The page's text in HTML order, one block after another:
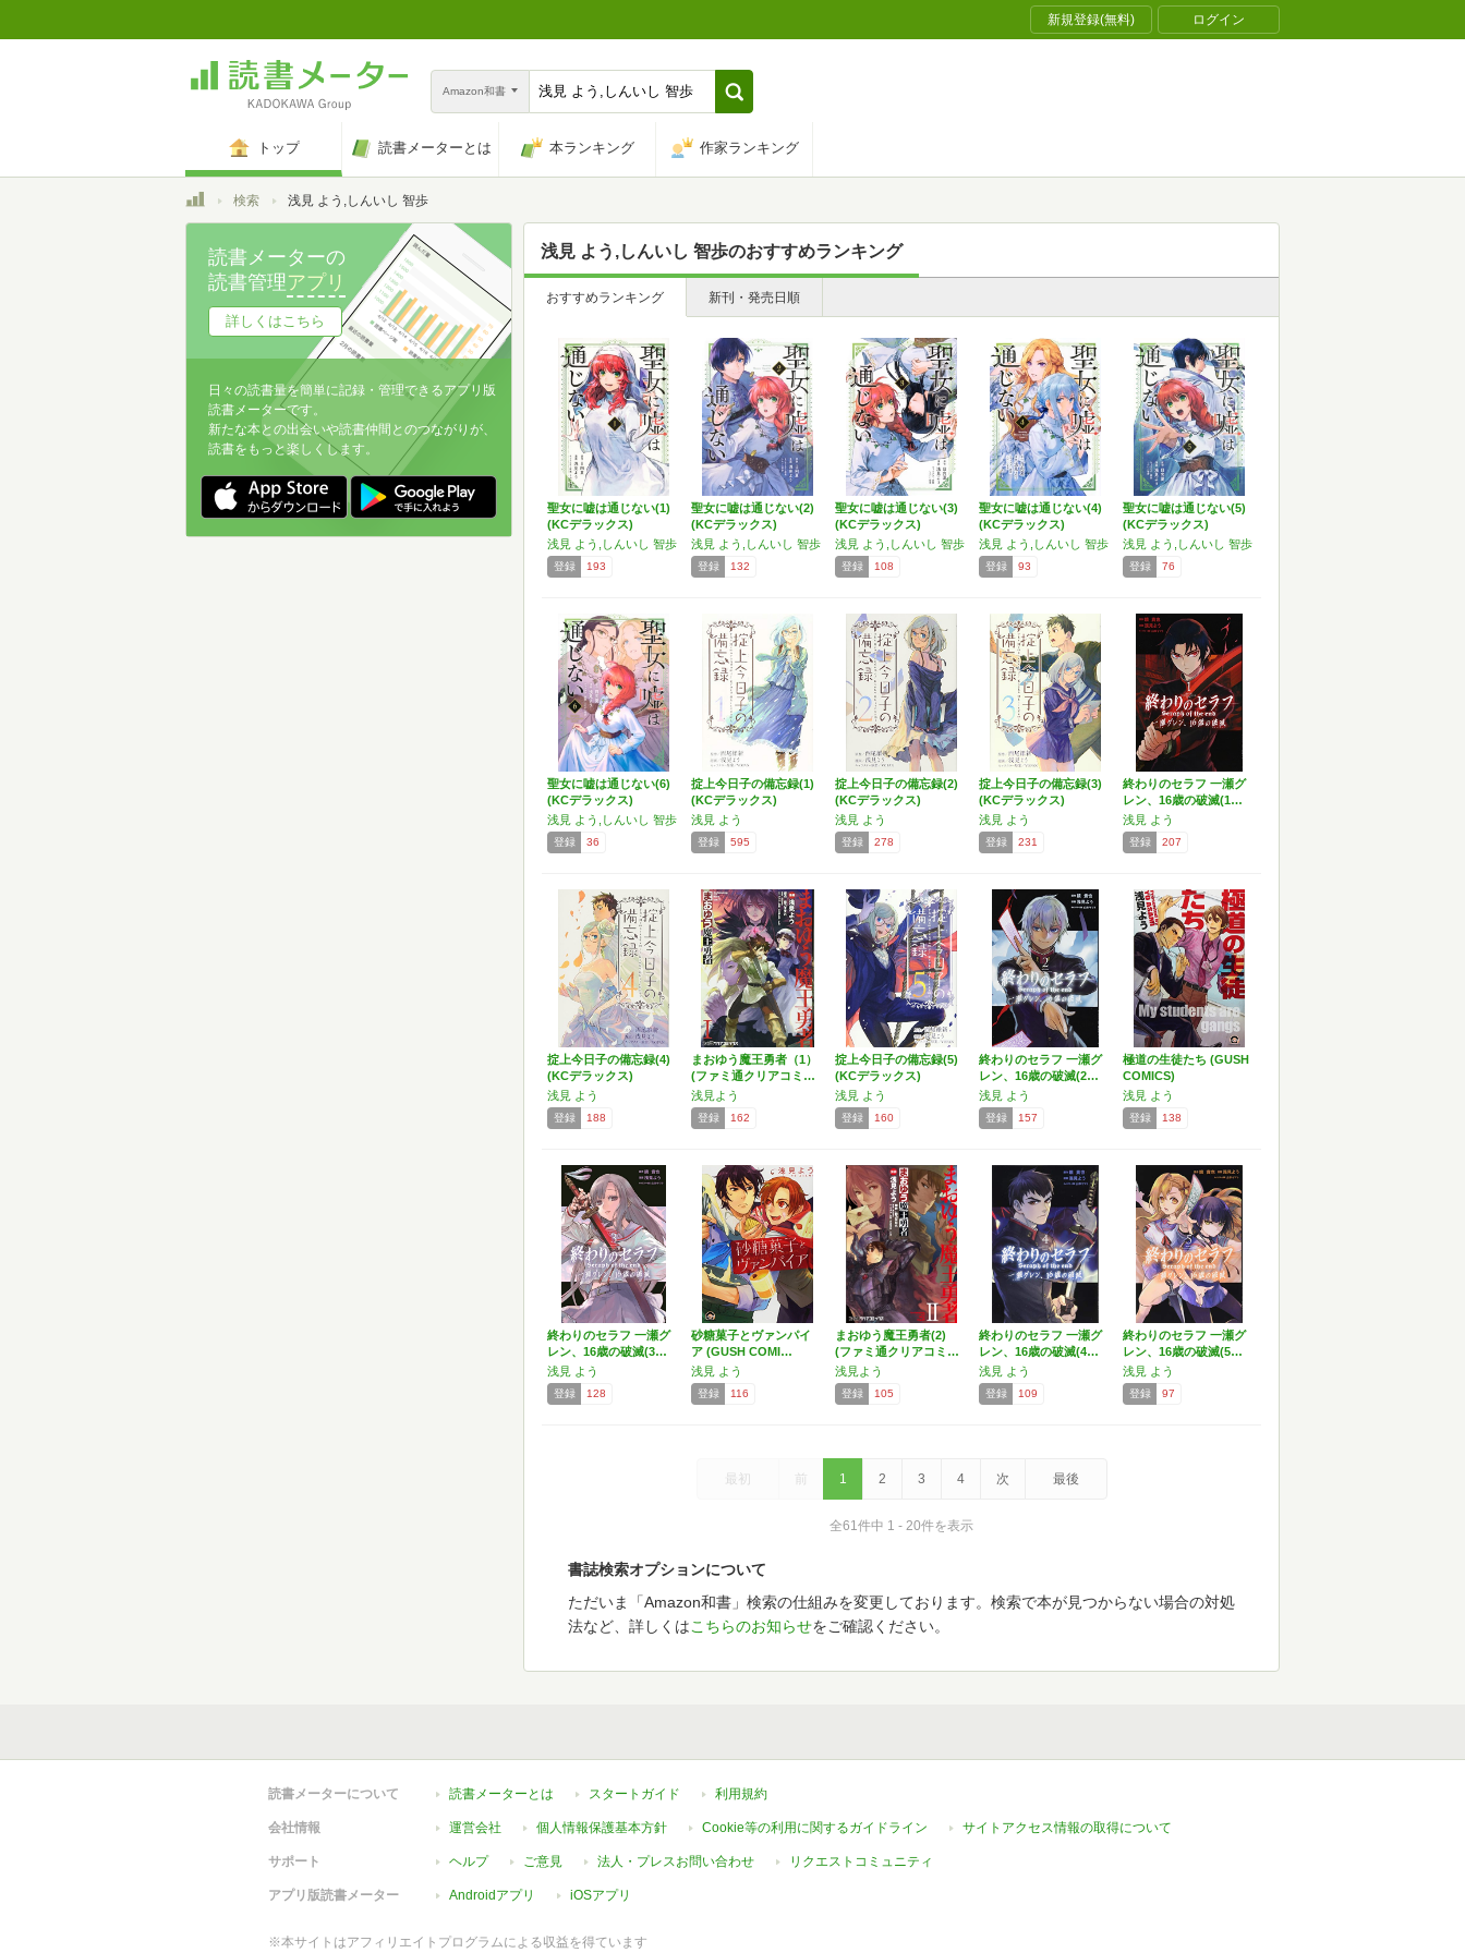
新規登録(無料) ログイン
Amazon和書
トップ 読書メーターとは 本ランキング 作家ランキング
トップ検索 浅見 よう,しんいし 智歩
浅見 よう,しんいし 智歩のおすすめランキング
おすすめランキング 新刊・発売日順
聖女に嘘は通じない(1)
(KCデラックス)
浅見 よう,しんいし 智歩
登録 193
聖女に嘘は通じない(2)
(KCデラックス)
浅見 よう,しんいし 智歩
登録 132
聖女に嘘は通じない(3)
(KCデラックス)
浅見 よう,しんいし 智歩
登録 108
聖女に嘘は通じない(4)
(KCデラックス)
浅見 よう,しんいし 智歩
登録 93
聖女に嘘は通じない(5)
(KCデラックス)
浅見 よう,しんいし 智歩
登録 76
聖女に嘘は通じない(6)
(KCデラックス)
浅見 よう,しんいし 智歩
登録 36
掟上今日子の備忘録(1)
(KCデラックス)
浅見 よう
登録 595
掟上今日子の備忘録(2)
(KCデラックス)
浅見 よう
登録 278
掟上今日子の備忘録(3)
(KCデラックス)
浅見 よう
登録 231
終わりのセラフ 一瀬グ
レン、16歳の破滅(1…
浅見 よう
登録 207
掟上今日子の備忘録(4)
(KCデラックス)
浅見 よう
登録 188
まおゆう魔王勇者（1）
(ファミ通クリアコミ…
浅見よう
登録 162
掟上今日子の備忘録(5)
(KCデラックス)
浅見 よう
登録 160
終わりのセラフ 一瀬グ
レン、16歳の破滅(2…
浅見 よう
登録 157
極道の生徒たち (GUSH
COMICS)
浅見 よう
登録 138
終わりのセラフ 一瀬グ
レン、16歳の破滅(3…
浅見 よう
登録 128
砂糖菓子とヴァンパイ
ア (GUSH COMI…
浅見 よう
登録 116
まおゆう魔王勇者(2)
(ファミ通クリアコミ…
浅見よう
登録 105
終わりのセラフ 一瀬グ
レン、16歳の破滅(4…
浅見 よう
登録 109
終わりのセラフ 一瀬グ
レン、16歳の破滅(5…
浅見 よう
登録 97
最初 前 1 2 3 4 次 最後
全61件中 1 - 20件を表示
書誌検索オプションについて
ただいま「Amazon和書」検索の仕組みを変更しております。検索で本が見つからない場合の対処
法など、詳しくはこちらのお知らせをご確認ください。
読書メーターの
読書管理アプリ
詳しくはこちら
日々の読書量を簡単に記録・管理できるアプリ版
読書メーターです。
新たな本との出会いや読書仲間とのつながりが、
読書をもっと楽しくします。
読書メーターについて 読書メーターとは スタートガイド 利用規約
会社情報 運営会社 個人情報保護基本方針 Cookie等の利用に関するガイドライン サイトアクセス情報の取得について
サポート ヘルプ ご意見 法人・プレスお問い合わせ リクエストコミュニティ
アプリ版読書メーター Androidアプリ iOSアプリ
※本サイトはアフィリエイトプログラムによる収益を得ています